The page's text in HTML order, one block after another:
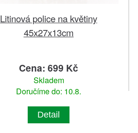
Litinová police na květiny
45x27x13cm
Cena: 699 Kč
Skladem
Doručíme do: 10.8.
Detail